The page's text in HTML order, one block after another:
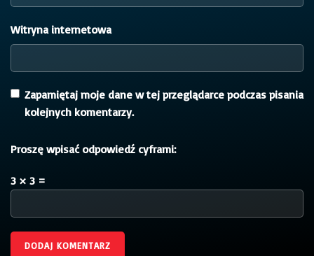
Witryna internetowa
Zapamiętaj moje dane w tej przeglądarce podczas pisania
kolejnych komentarzy.
Proszę wpisać odpowiedź cyframi:
3 × 3 =